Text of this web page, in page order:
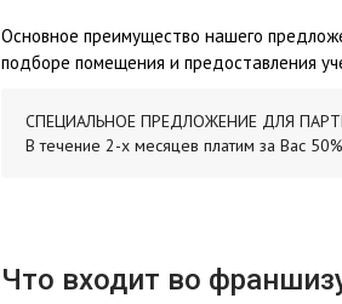
Основное преимущество нашего
подборе помещения и предоставления
СПЕЦИАЛЬНОЕ ПРЕДЛОЖЕНИЕ ДЛЯ
В течение 2-х месяцев платим за Вас
Что входит во